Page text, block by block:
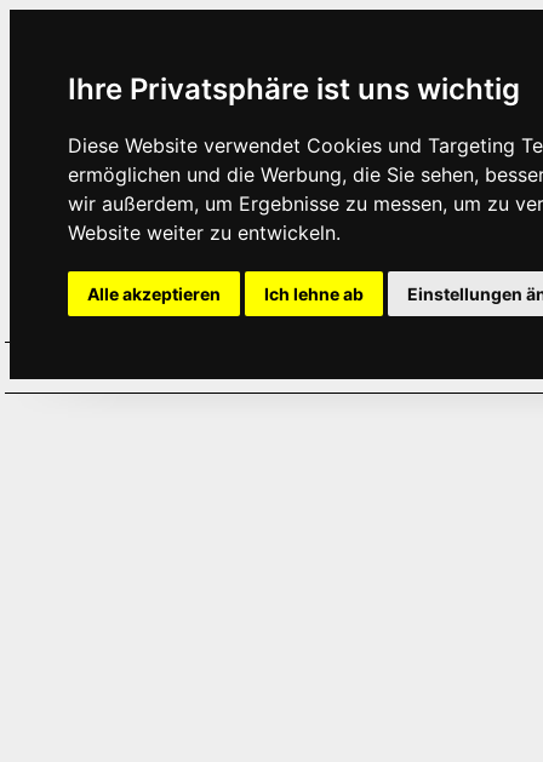
Ihre Privatsphäre ist uns wichtig
Diese Website verwendet Cookies und Targeting
ermöglichen und die Werbung, die Sie sehen,
wir außerdem, um Ergebnisse zu messen, um zu
Website weiter zu entwickeln.
Alle akzeptieren Ich lehne ab Einstellungen